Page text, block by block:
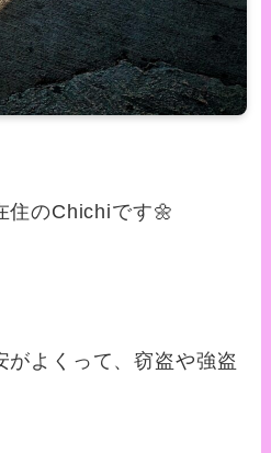
住のChichiです🌼
がよくって、窃盗や強盗